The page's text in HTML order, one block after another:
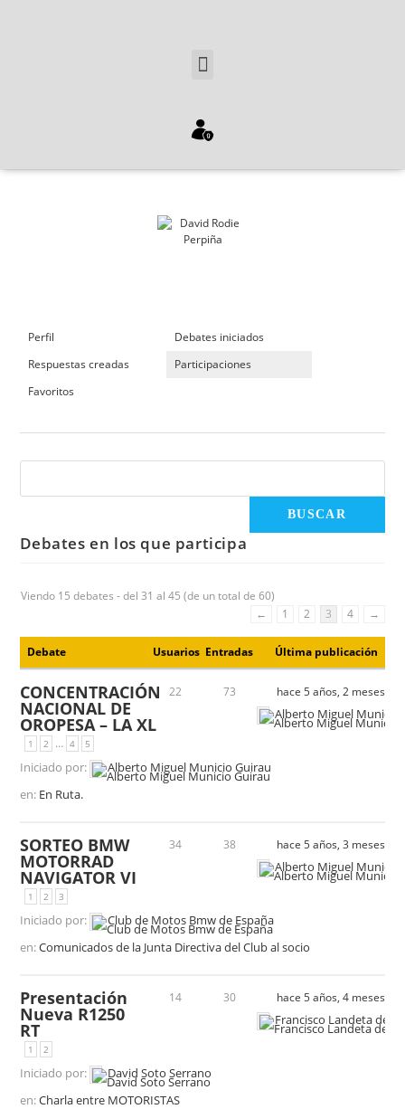
Perfil
Debates iniciados
Respuestas creadas
Participaciones
Favoritos
Debates en los que participa
Viendo 15 debates - del 31 al 45 (de un total de 60)
←
1 2 3 4 →
Debate Usuarios Entradas Última publicación
CONCENTRACIÓN
NACIONAL DE
OROPESA – LA XL
1 2 … 4 5
Iniciado por:
Alberto Miguel Municio Guirau
en: En Ruta.
22 73 hace 5 años, 2 meses
Alberto Miguel Municio
SORTEO BMW
MOTORRAD
NAVIGATOR VI
1 2 3
Iniciado por:
Club de Motos Bmw de España
en:Comunicados de la Junta Directiva del Club al socio
34 38 hace 5 años, 3 meses
Alberto Miguel Municio
Presentación
Nueva R1250
RT
1 2
Iniciado por:
David Soto Serrano
en:Charla entre MOTORISTAS
14 30 hace 5 años, 4 meses
Francisco Landeta de la